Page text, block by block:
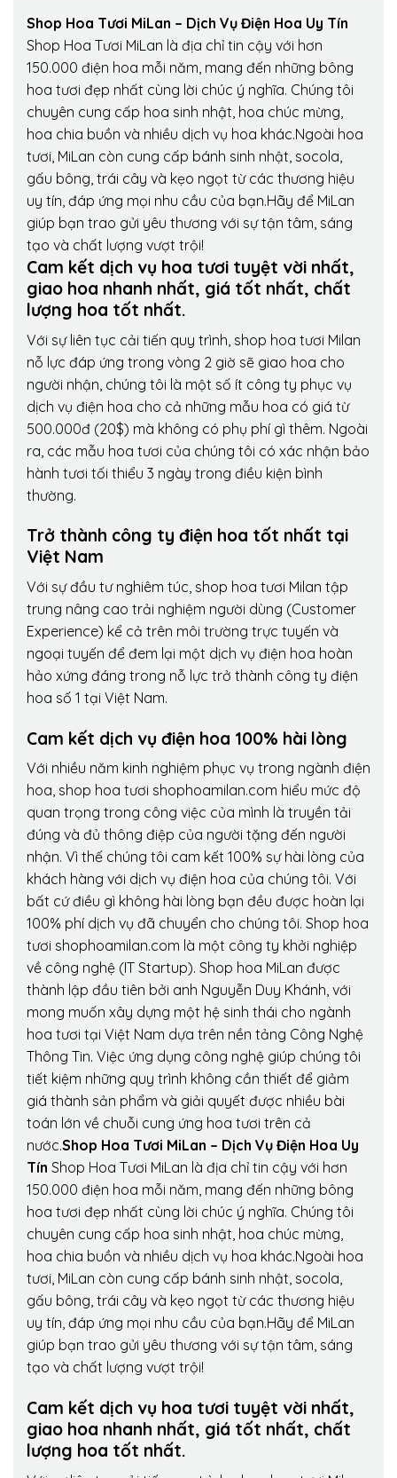
Shop Hoa Tươi MiLan – Dịch Vụ Điện Hoa Uy Tín
Shop Hoa Tươi MiLan là địa chỉ tin cậy với hơn
150.000 điện hoa mỗi năm, mang đến những bông
hoa tươi đẹp nhất cùng lời chúc ý nghĩa. Chúng tôi
chuyên cung cấp hoa sinh nhật, hoa chúc mừng,
hoa chia buồn và nhiều dịch vụ hoa khác.Ngoài hoa
tươi, MiLan còn cung cấp bánh sinh nhật, socola,
gấu bông, trái cây và kẹo ngọt từ các thương hiệu
uy tín, đáp ứng mọi nhu cầu của bạn.Hãy để MiLan
giúp bạn trao gửi yêu thương với sự tận tâm, sáng
tạo và chất lượng vượt trội!
Cam kết dịch vụ hoa tươi tuyệt vời nhất,
giao hoa nhanh nhất, giá tốt nhất, chất
lượng hoa tốt nhất.
Với sự liên tục cải tiến quy trình, shop hoa tươi Milan
nỗ lực đáp ứng trong vòng 2 giờ sẽ giao hoa cho
người nhận, chúng tôi là một số ít công ty phục vụ
dịch vụ điện hoa cho cả những mẫu hoa có giá từ
500.000đ (20$) mà không có phụ phí gì thêm. Ngoài
ra, các mẫu hoa tươi của chúng tôi có xác nhận bảo
hành tươi tối thiểu 3 ngày trong điều kiện bình
thường.
Trở thành công ty điện hoa tốt nhất tại
Việt Nam
Với sự đầu tư nghiêm túc, shop hoa tươi Milan tập
trung nâng cao trải nghiệm người dùng (Customer
Experience) kể cả trên môi trường trực tuyến và
ngoại tuyến để đem lại một dịch vụ điện hoa hoàn
hảo xứng đáng trong nỗ lực trở thành công ty điện
hoa số 1 tại Việt Nam.
Cam kết dịch vụ điện hoa 100% hài lòng
Với nhiều năm kinh nghiệm phục vụ trong ngành điện
hoa, shop hoa tươi shophoamilan.com hiểu mức độ
quan trọng trong công việc của mình là truyền tải
đúng và đủ thông điệp của người tặng đến người
nhận. Vì thế chúng tôi cam kết 100% sự hài lòng của
khách hàng với dịch vụ điện hoa của chúng tôi. Với
bất cứ điều gì không hài lòng bạn đều được hoàn lại
100% phí dịch vụ đã chuyển cho chúng tôi. Shop hoa
tươi shophoamilan.com là một công ty khởi nghiệp
về công nghệ (IT Startup). Shop hoa MiLan được
thành lập đầu tiên bởi anh Nguyễn Duy Khánh, với
mong muốn xây dựng một hệ sinh thái cho ngành
hoa tươi tại Việt Nam dựa trên nền tảng Công Nghệ
Thông Tin. Việc ứng dụng công nghệ giúp chúng tôi
tiết kiệm những quy trình không cần thiết để giảm
giá thành sản phẩm và giải quyết được nhiều bài
toán lớn về chuỗi cung ứng hoa tươi trên cả
nước.Shop Hoa Tươi MiLan – Dịch Vụ Điện Hoa Uy
Tín Shop Hoa Tươi MiLan là địa chỉ tin cậy với hơn
150.000 điện hoa mỗi năm, mang đến những bông
hoa tươi đẹp nhất cùng lời chúc ý nghĩa. Chúng tôi
chuyên cung cấp hoa sinh nhật, hoa chúc mừng,
hoa chia buồn và nhiều dịch vụ hoa khác.Ngoài hoa
tươi, MiLan còn cung cấp bánh sinh nhật, socola,
gấu bông, trái cây và kẹo ngọt từ các thương hiệu
uy tín, đáp ứng mọi nhu cầu của bạn.Hãy để MiLan
giúp bạn trao gửi yêu thương với sự tận tâm, sáng
tạo và chất lượng vượt trội!
Cam kết dịch vụ hoa tươi tuyệt vời nhất,
giao hoa nhanh nhất, giá tốt nhất, chất
lượng hoa tốt nhất.